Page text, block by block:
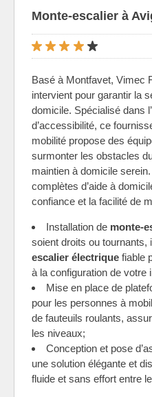
Monte-escalier à
Basé à Montfavet, Vimec
intervient pour garantir la
domicile. Spécialisé dans
d’accessibilité, ce
mobilité propose des
surmonter les obstacles
maintien à domicile
complètes d’aide à
confiance et la facilité de
Installation de monte-
soient droits ou tournants,
escalier électrique fiable
à la configuration de votre
Mise en place de
pour les personnes à
de fauteuils roulants,
les niveaux;
Conception et pose
une solution élégante et
fluide et sans effort entre